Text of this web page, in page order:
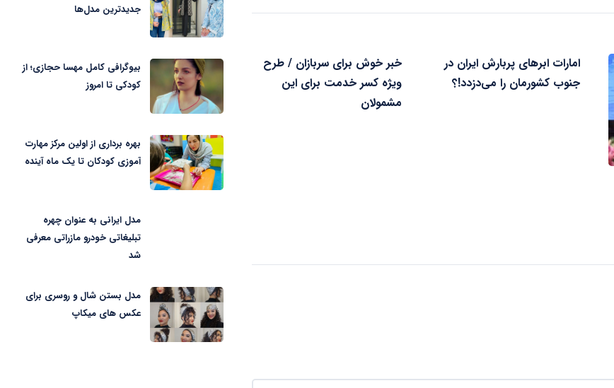
امارات ابرهای پربارش ایران در
جنوب کشورمان را می‌دزدد!؟
خبر خوش برای سربازان / طرح
ویژه کسر خدمت برای این
مشمولان
جدیدترین مدل‌ها
بیوگرافی کامل مهسا حجازی؛ از
کودکی تا امروز
بهره برداری از اولین مرکز مهارت
آموزی کودکان تا یک ماه آینده
مدل ایرانی به عنوان چهره
تبلیغاتی خودرو مازراتی معرفی
شد
مدل بستن شال و روسری برای
عکس های میکاپ